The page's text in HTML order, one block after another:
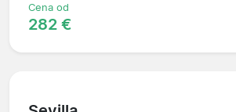
Cena od
282 €